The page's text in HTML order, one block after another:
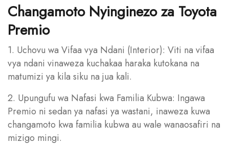
Changamoto Nyinginezo za Toyota
Premio
1. Uchovu wa Vifaa vya Ndani (Interior): Viti na vifaa
vya ndani vinaweza kuchakaa haraka kutokana na
matumizi ya kila siku na jua kali.
2. Upungufu wa Nafasi kwa Familia Kubwa: Ingawa
Premio ni sedan ya nafasi ya wastani, inaweza kuwa
changamoto kwa familia kubwa au wale wanaosafiri na
mizigo mingi.